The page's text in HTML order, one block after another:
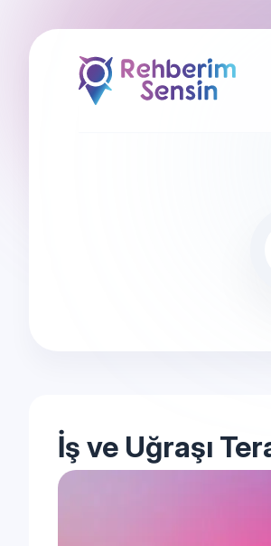
İş ve Uğraşı